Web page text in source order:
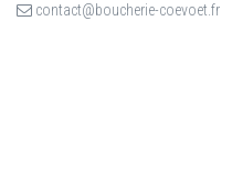
contact@boucherie-coevoet.fr